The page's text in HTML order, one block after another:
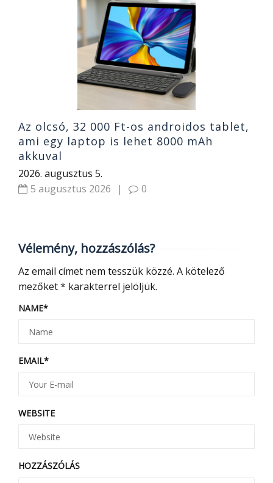
Az olcsó, 32 000 Ft-os androidos tablet,
ami egy laptop is lehet 8000 mAh
akkuval
2026. augusztus 5.
5 augusztus 2026
| 0
Vélemény, hozzászólás?
Az email címet nem tesszük közzé. A kötelező
mezőket* karakterrel jelöljük.
NAME*
EMAIL*
WEBSITE
HOZZÁSZÓLÁS